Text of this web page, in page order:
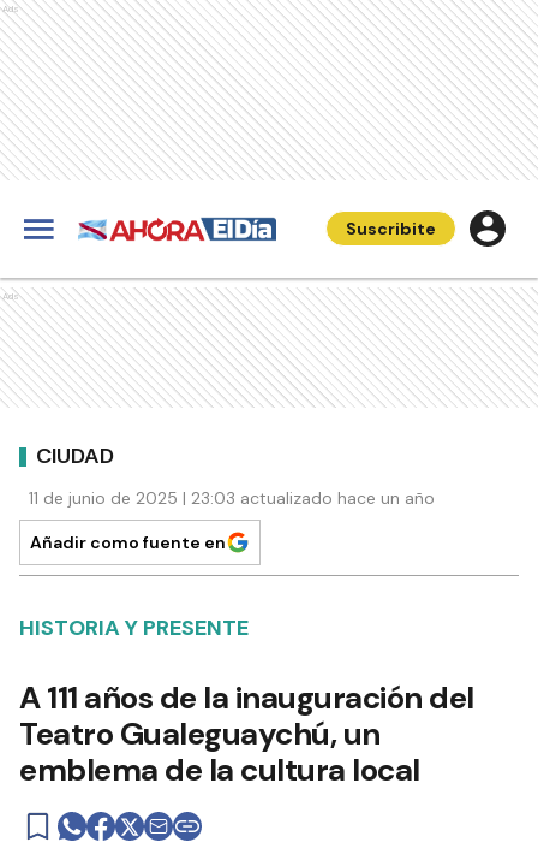
Ads
Suscribite
Ads
CIUDAD
11 de junio de 2025 | 23:03 actualizado hace un año
Añadir como fuente en
HISTORIA Y PRESENTE
A 111 años de la inauguración del
Teatro Gualeguaychú, un
emblema de la cultura local